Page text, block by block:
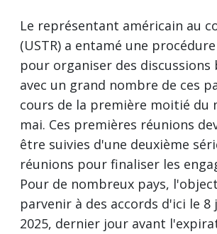
Le représentant américain au
(USTR) a entamé une
pour organiser des discussions
avec un grand nombre de ces
cours de la première moitié du
mai. Ces premières réunions
être suivies d'une deuxième
réunions pour finaliser les
Pour de nombreux pays,
parvenir à des accords d'ici le 8
2025, dernier jour avant